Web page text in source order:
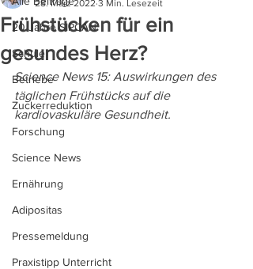
20 Jahre SIPCAN
Schule
Betriebe
Zuckerreduktion
Forschung
Science News
Ernährung
Adipositas
Pressemeldung
Praxistipp Unterricht
Frühstücken für ein
gesundes Herz?
28. März 2022 3 Min. Lesezeit
Science News 15: Auswirkungen des
täglichen Frühstücks auf die
kardiovaskuläre Gesundheit.